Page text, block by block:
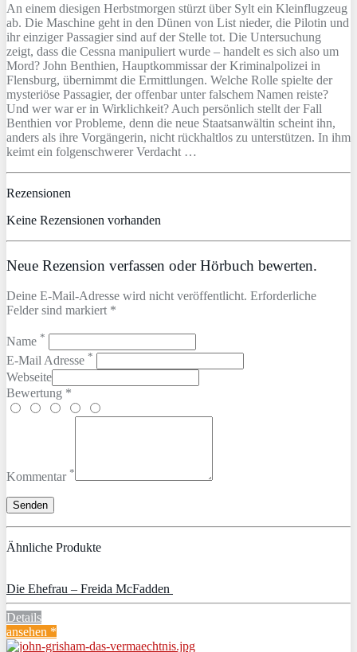
An einem diesigen Herbstmorgen stürzt über Sylt ein Kleinflugzeug
ab. Die Maschine geht in den Dünen von List nieder, die Pilotin und
ihr einziger Passagier sind auf der Stelle tot. Die Untersuchung
zeigt, dass die Cessna manipuliert wurde – handelt es sich also um
Mord? John Benthien, Hauptkommissar der Kriminalpolizei in
Flensburg, übernimmt die Ermittlungen. Welche Rolle spielte der
mysteriöse Passagier, der offenbar unter falschem Namen reiste?
Und wer war er in Wirklichkeit? Auch persönlich stellt der Fall
Benthien vor Probleme, denn die neue Staatsanwältin scheint ihn,
anders als ihre Vorgängerin, nicht rückhaltlos zu unterstützen. In ihm
keimt ein folgenschwerer Verdacht …
Rezensionen
Keine Rezensionen vorhanden
Neue Rezension verfassen oder Hörbuch bewerten.
Deine E-Mail-Adresse wird nicht veröffentlicht. Erforderliche
Felder sind markiert *
Name *
E-Mail Adresse *
Webseite
Bewertung *
Kommentar *
Ähnliche Produkte
Die Ehefrau – Freida McFadden
Details
ansehen *